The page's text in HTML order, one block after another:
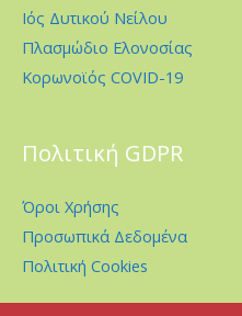
Ιός Δυτικού Νείλου
Πλασμώδιο Ελονοσίας
Κορωνοϊός COVID-19
Πολιτική GDPR
Όροι Χρήσης
Προσωπικά Δεδομένα
Πολιτική Cookies